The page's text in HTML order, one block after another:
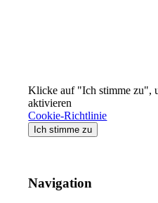
Klicke auf "Ich stimme zu",
aktivieren
Cookie-Richtlinie
Ich stimme zu
Navigation